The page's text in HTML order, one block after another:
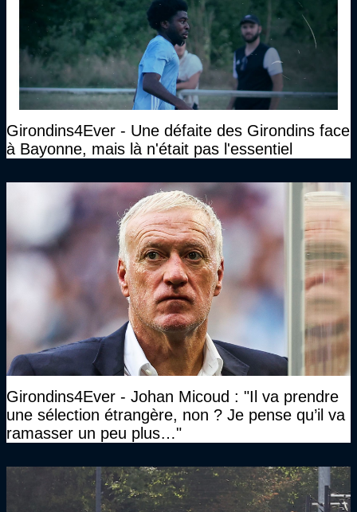
Girondins4Ever - Une défaite des Girondins face
à Bayonne, mais là n'était pas l'essentiel
Girondins4Ever - Johan Micoud : "Il va prendre
une sélection étrangère, non ? Je pense qu’il va
ramasser un peu plus…"